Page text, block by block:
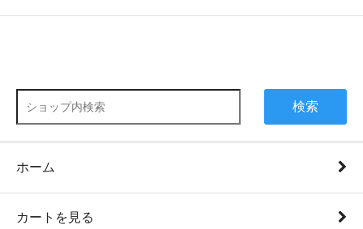
検索
ホーム
カートを見る